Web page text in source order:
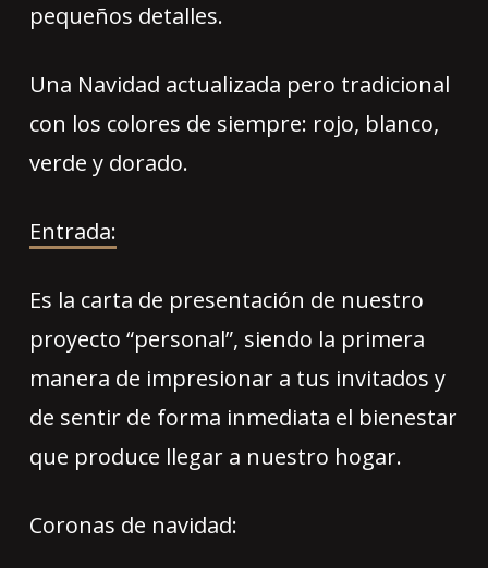
pequeños detalles.
Una Navidad actualizada pero tradicional
con los colores de siempre: rojo, blanco,
verde y dorado.
Entrada:
Es la carta de presentación de nuestro
proyecto “personal”, siendo la primera
manera de impresionar a tus invitados y
de sentir de forma inmediata el bienestar
que produce llegar a nuestro hogar.
Coronas de navidad: